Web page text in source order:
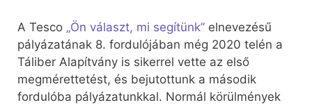
A Tesco „Ön választ, mi segítünk” elnevezésű
pályázatának 8. fordulójában még 2020 telén a
Táliber Alapítvány is sikerrel vette az első
megmérettetést, és bejutottunk a második
fordulóba pályázatunkkal. Normál körülmények